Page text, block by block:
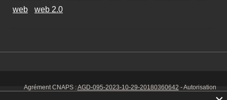
web
web 2.0
Agrément CNAPS :AGD-095-2023-10-29-20180360642 - Autorisation